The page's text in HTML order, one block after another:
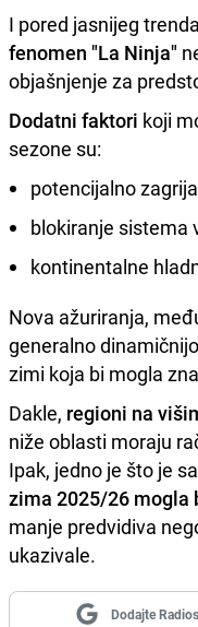
I pored jasnijeg
fenomen "La Ninja"
objašnjenje za
Dodatni faktori koji
sezone su:
potencijalno
blokiranje sistema
kontinentalne
Nova ažuriranja,
generalno
zimi koja bi mogla
Dakle, regioni na
niže oblasti moraju
Ipak, jedno je što je
zima 2025/26 mogla
manje predvidiva
ukazivale.
Dodajte